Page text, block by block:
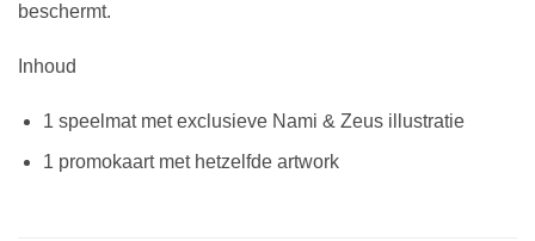
beschermt.
Inhoud
1 speelmat met exclusieve Nami & Zeus illustratie
1 promokaart met hetzelfde artwork